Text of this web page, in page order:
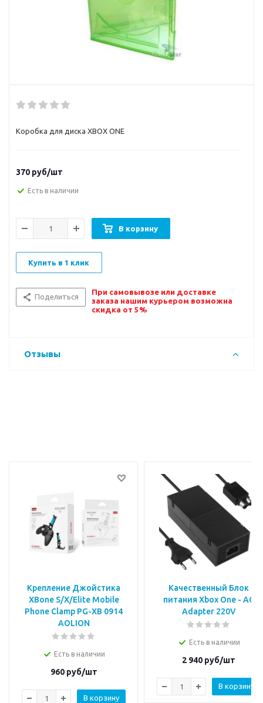
Коробка для диска XBOX ONE
370 руб/шт
Есть в наличии
В корзину
Купить в 1 клик
Поделиться
При самовывозе или доставке
заказа нашим курьером возможна
скидка от 5%
Отзывы
Крепление Джойстика
XBone S/X/Elite Mobile
Phone Clamp PG-XB 0914
AOLION
Есть в наличии
960руб/шт
В корзину
Качественный Блок
питания Xbox One - AC
Adapter 220V
Есть в наличии
2 940 руб/шт
В корзину